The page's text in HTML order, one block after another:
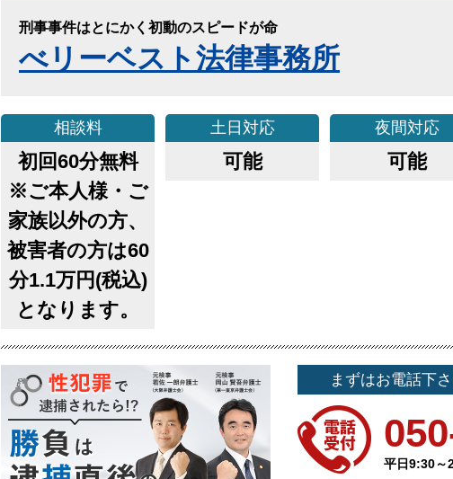
刑事事件はとにかく初動のスピードが命
べリーベスト法律事務所
相談料
初回60分無料
※ご本人様・ご
家族以外の方、
被害者の方は60
分1.1万円(税込)
となります。
土日 対応
可能
夜間対応
可能
まずはお電話下
平日9:30